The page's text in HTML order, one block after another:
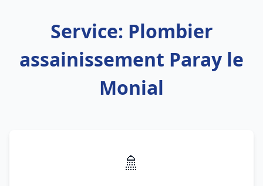
Service: Plombier
assainissement Paray le
Monial
🚿